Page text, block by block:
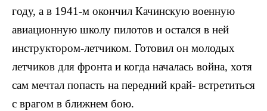
году, а в 1941-м окончил Качинскую военную
авиационную школу пилотов и остался в ней
инструктором-летчиком. Готовил он молодых
лет­чиков для фронта и когда началась война, хотя
сам мечтал попасть на передний край- встретиться
с вра­гом в ближнем бою.